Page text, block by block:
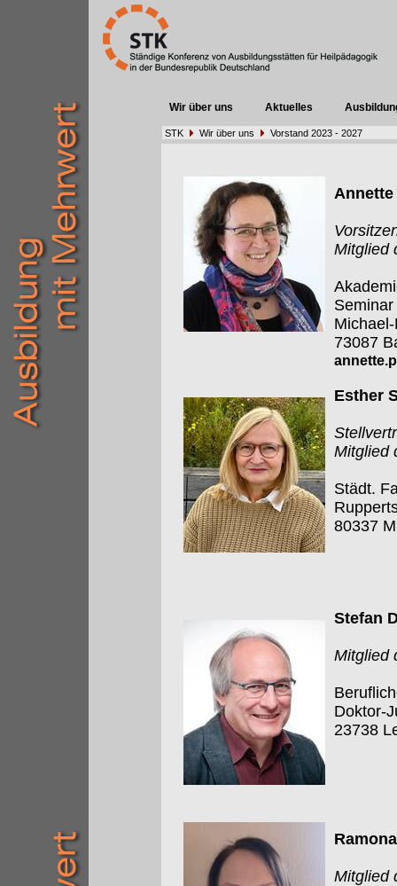
Wir über uns Aktuelles
STK Wir über uns Vorstand 2023 - 2027
Mitglied
Seminar
73087
Esther
Mitglied
Städt.
80337
Stefan
Mitglied
Doktor-
23738
Mitglied